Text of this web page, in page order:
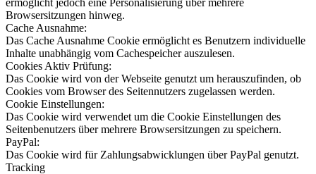
Browsersitzungen hinweg.
Cache Ausnahme:
Das Cache Ausnahme Cookie ermöglicht es Benutzern individuelle
Inhalte unabhängig vom Cachespeicher auszulesen.
Cookies Aktiv Prüfung:
Das Cookie wird von der Webseite genutzt um herauszufinden, ob
Cookies vom Browser des Seitennutzers zugelassen werden.
Cookie Einstellungen:
Das Cookie wird verwendet um die Cookie Einstellungen des
Seitenbenutzers über mehrere Browsersitzungen zu speichern.
PayPal:
Das Cookie wird für Zahlungsabwicklungen über PayPal genutzt.
Tracking